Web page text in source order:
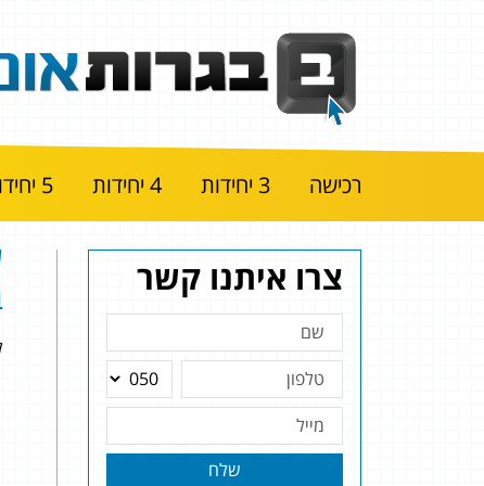
רכישה 3 יחידות 4 יחידות 5 יחידות
צרו איתנו קשר
שלח